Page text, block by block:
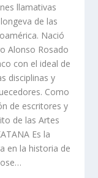
llamativas
de las
Nació
Alonso Rosado
con el ideal de
disciplinas y
Como
de escritores y
de las Artes
Es la
en la historia de